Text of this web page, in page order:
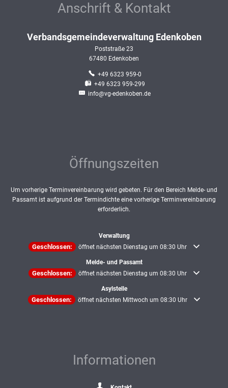
Anschrift & Kontakt
Verbandsgemeindeverwaltung Edenkoben
Poststraße 23
67480 Edenkoben
+49 6323 959-0
+49 6323 959-299
info@vg-edenkoben.de
Öffnungszeiten
Um vorherige Terminvereinbarung wird gebeten. Für den Bereich Melde- und
Passamt ist aufgrund der Termindichte eine vorherige Terminvereinbarung
erforderlich.
Verwaltung
Klicken, um weitere Öffnungs- oder Schließzeiten auszublenden
Geschlossen: öffnet nächsten Dienstag um 08:30 Uhr
Melde- und Passamt
Klicken, um weitere Öffnungs- oder Schließzeiten auszublenden
Geschlossen: öffnet nächsten Dienstag um 08:30 Uhr
Asylstelle
Klicken, um weitere Öffnungs- oder Schließzeiten auszublenden
Geschlossen: öffnet nächsten Mittwoch um 08:30 Uhr
Informationen